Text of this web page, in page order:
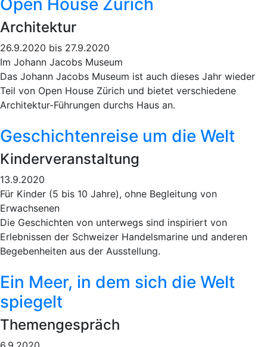
Open House Zürich
Architektur
26.9.2020 bis 27.9.2020
Im Johann Jacobs Museum
Das Johann Jacobs Museum ist auch dieses Jahr wieder
Teil von Open House Zürich und bietet verschiedene
Architektur-Führungen durchs Haus an.
Geschichtenreise um die Welt
Kinderveranstaltung
13.9.2020
Für Kinder (5 bis 10 Jahre), ohne Begleitung von
Erwachsenen
Die Geschichten von unterwegs sind inspiriert von
Erlebnissen der Schweizer Handelsmarine und anderen
Begebenheiten aus der Ausstellung.
Ein Meer, in dem sich die Welt
spiegelt
Themengespräch